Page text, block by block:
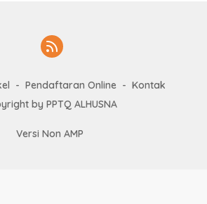
Pendaftaran Online
Kontak
by PPTQ ALHUSNA
Versi Non AMP